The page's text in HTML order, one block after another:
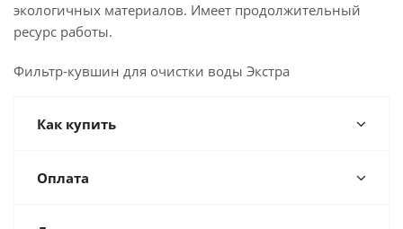
экологичных материалов. Имеет продолжительный
ресурс работы.
Фильтр-кувшин для очистки воды Экстра
Как купить
Оплата